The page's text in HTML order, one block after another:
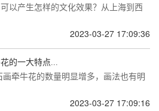
以产生怎样的文化效果？从上海到西
2023-03-27 17:09:36
的一大特点...
牵牛花的数量明显增多，画法也有明
2023-03-27 17:09:16